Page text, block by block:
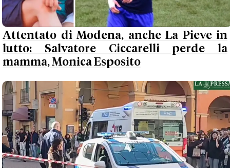
Attentato di Modena, anche La Pieve in
lutto: Salvatore Ciccarelli perde la
mamma, Monica Esposito